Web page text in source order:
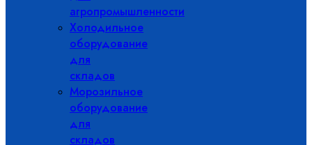
агропромышленности
Холодильное
оборудование
для
складов
Морозильное
оборудование
для
складов